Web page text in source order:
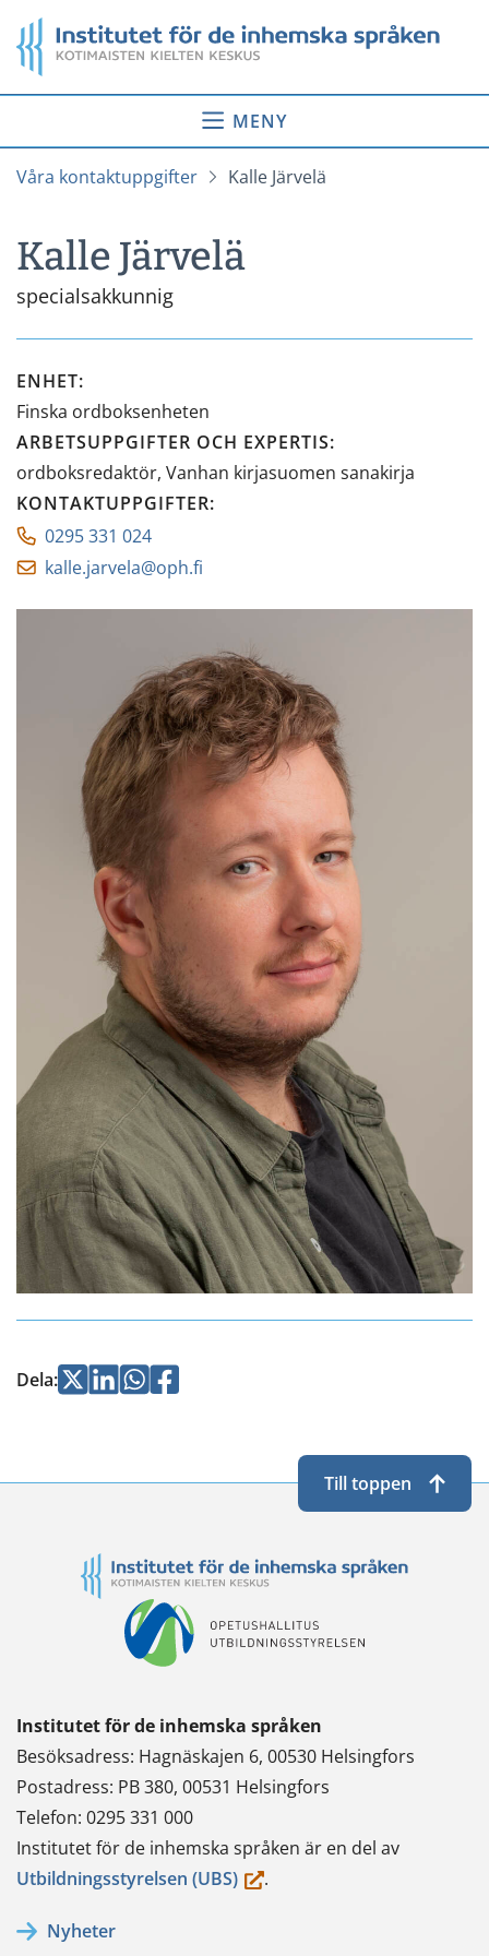
till
innehåll
Startsida
MENY
Våra kontaktuppgifter Kalle Järvelä
Kalle Järvelä
specialsakkunnig
ENHET:
Finska ordboksenheten
ARBETSUPPGIFTER OCH EXPERTIS:
ordboksredaktör, Vanhan kirjasuomen sanakirja
KONTAKTUPPGIFTER:
0295 331 024
kalle.jarvela@oph.fi
Dela:Jaa Jaa Jaa
Jaa
Institutet för de inhemska språken
Besöksadress: Hagnäskajen 6, 00530 Helsingfors
Postadress: PB 380, 00531 Helsingfors
Telefon: 0295 331 000
Institutet för de inhemska språken är en del av
Utbildningsstyrelsen (UBS)(du.
Nyheter
Till toppen